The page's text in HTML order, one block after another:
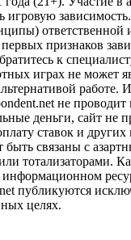
игровую
ответственной
признаков
к
играх не может
не
деньги, сайт не
ставок и
быть связаны с
тотализаторами.
публикуются
целях.